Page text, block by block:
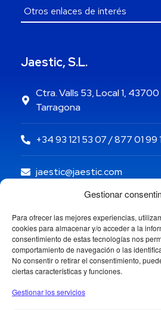
Gestionar
Para ofrecer las mejores experiencias,
cookies para almacenar y/o acceder a la
consentimiento de estas tecnologías nos
comportamiento de navegación o las
No consentir o retirar el consentimiento,
ciertas características y funciones.
Gestionar los servicios
Jaestic, S.L.
Ctra. Valls 53, Local 1, 43700
Tarragona
+34 93 121 53 07 / 877 01 99
jaestic@jaestic.com